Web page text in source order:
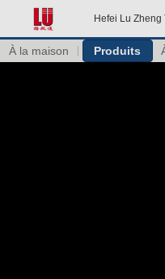
Hefei Lu
À la maison Produits